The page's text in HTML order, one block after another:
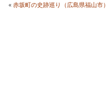
«赤坂町の史跡巡り（広島県福山市）